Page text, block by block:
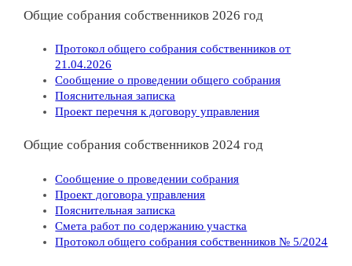
Общие собрания собственников 2026 год
Протокол общего собрания собственников от
21.04.2026
Сообщение о проведении общего собрания
Пояснительная записка
Проект перечня к договору управления
Общие собрания собственников 2024 год
Сообщение о проведении собрания
Проект договора управления
Пояснительная записка
Смета работ по содержанию участка
Протокол общего собрания собственников № 5/2024